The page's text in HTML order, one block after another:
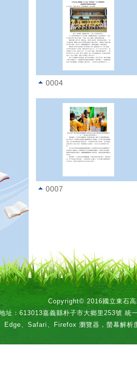
0004
0007
Copyright© 2016國立東石高
址：613013嘉義縣朴子市大鄉里253號 統
Edge、Safari、Firefox 瀏覽器，螢幕解